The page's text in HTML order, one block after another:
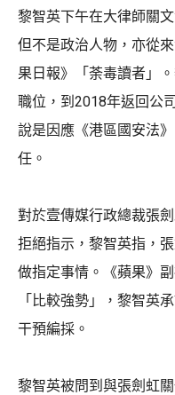
黎智英下午在大律師關
但不是政治人物，亦從
果日報》「荼毒讀者」
職位，到2018年返回公
說是因應《港區國安法
任。
對於壹傳媒行政總裁張
拒絕指示，黎智英指，
做指定事情。《蘋果》
「比較強勢」，黎智英
干預編採。
黎智英被問到與張劍虹